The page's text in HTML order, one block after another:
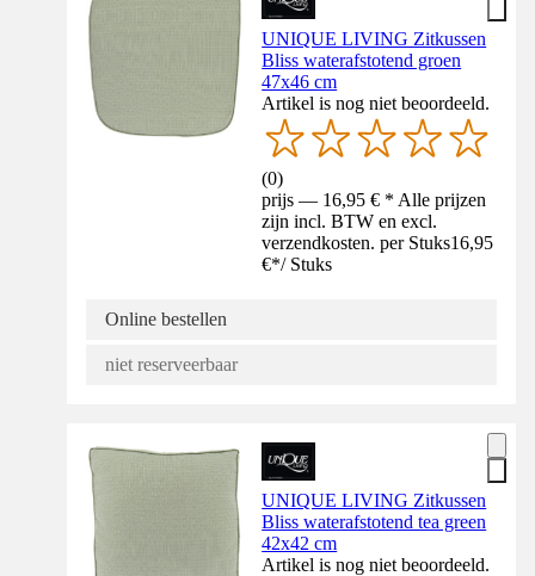
UNIQUE LIVING Zitkussen
Bliss waterafstotend groen
47x46 cm
Artikel is nog niet beoordeeld.
(0)
prijs — 16,95 € * Alle prijzen
zijn incl. BTW en excl.
verzendkosten. per Stuks16,95
€*/ Stuks
Online bestellen
niet reserveerbaar
UNIQUE LIVING Zitkussen
Bliss waterafstotend tea green
42x42 cm
Artikel is nog niet beoordeeld.